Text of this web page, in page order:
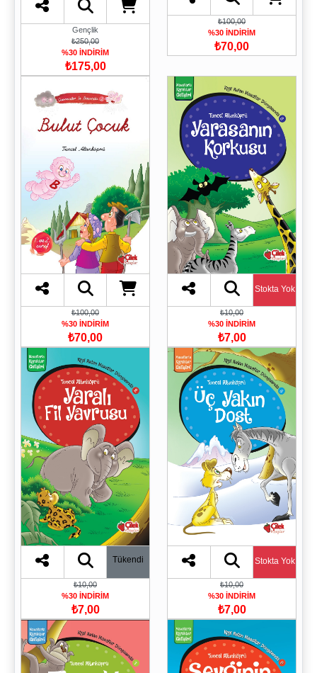
Gençlik
₺250,00
%30 İNDİRİM
₺175,00
₺100,00
%30 İNDİRİM
₺70,00
₺100,00
%30 İNDİRİM
₺70,00
Stokta Yok
₺10,00
%30 İNDİRİM
₺7,00
Tükendi
₺10,00
%30 İNDİRİM
₺7,00
Stokta Yok
₺10,00
%30 İNDİRİM
₺7,00